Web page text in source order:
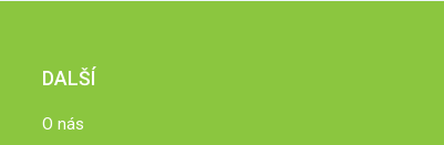
DALŠÍ
O nás